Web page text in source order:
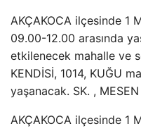
AKÇAKOCA ilçesinde 1
09.00-12.00 arasında
etkilenecek mahalle ve
KENDİSİ, 1014, KUĞU
yaşanacak. SK. ,
AKÇAKOCA ilçesinde 1